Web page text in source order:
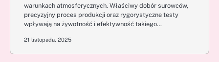
warunkach atmosferycznych. Właściwy dobór surowców,
precyzyjny proces produkcji oraz rygorystyczne testy
wpływają na żywotność i efektywność takiego…
21 listopada, 2025